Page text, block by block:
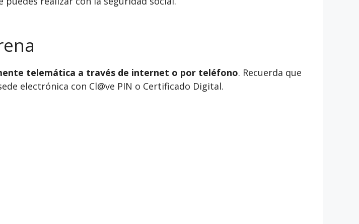
telemática a través de internet o por teléfono. Recuerda que
electrónica con Cl@ve PIN o Certificado Digital.